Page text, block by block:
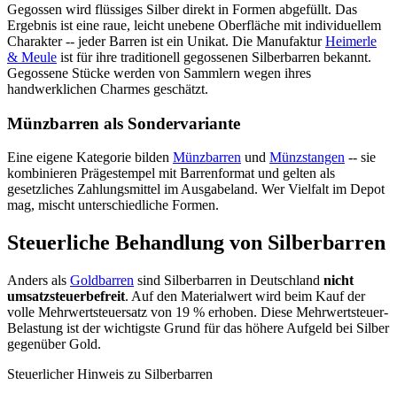
Gegossen wird flüssiges Silber direkt in Formen abgefüllt. Das
Ergebnis ist eine raue, leicht unebene Oberfläche mit individuellem
Charakter -- jeder Barren ist ein Unikat. Die ManufakturHeimerle
& Meule ist für ihre traditionell gegossenen Silberbarren bekannt.
Gegossene Stücke werden von Sammlern wegen ihres
handwerklichen Charmes geschätzt.
Münzbarren als Sondervariante
Eine eigene Kategorie bilden Münzbarren und Münzstangen -- sie
kombinieren Prägestempel mit Barrenformat und gelten als
gesetzliches Zahlungsmittel im Ausgabeland. Wer Vielfalt im Depot
mag, mischt unterschiedliche Formen.
Steuerliche Behandlung von Silberbarren
Anders als Goldbarren sind Silberbarren in Deutschland nicht
umsatzsteuerbefreit. Auf den Materialwert wird beim Kauf der
volle Mehrwertsteuersatz von 19 % erhoben. Diese Mehrwertsteuer-
Belastung ist der wichtigste Grund für das höhere Aufgeld bei Silber
gegenüber Gold.
Steuerlicher Hinweis zu Silberbarren